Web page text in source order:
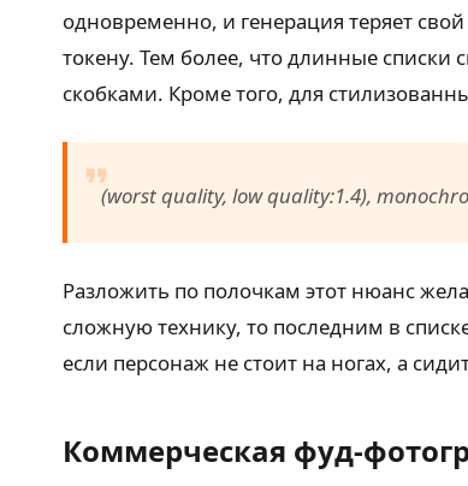
одновременно, и генерация теряет
токену. Тем более, что длинные
скобками. Кроме того, для
(worst quality, low quality:1.4),
Разложить по полочкам этот нюанс
сложную технику, то последним в
если персонаж не стоит на ногах, а
Коммерческая фуд-